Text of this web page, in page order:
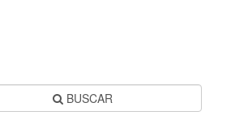
BUSCAR